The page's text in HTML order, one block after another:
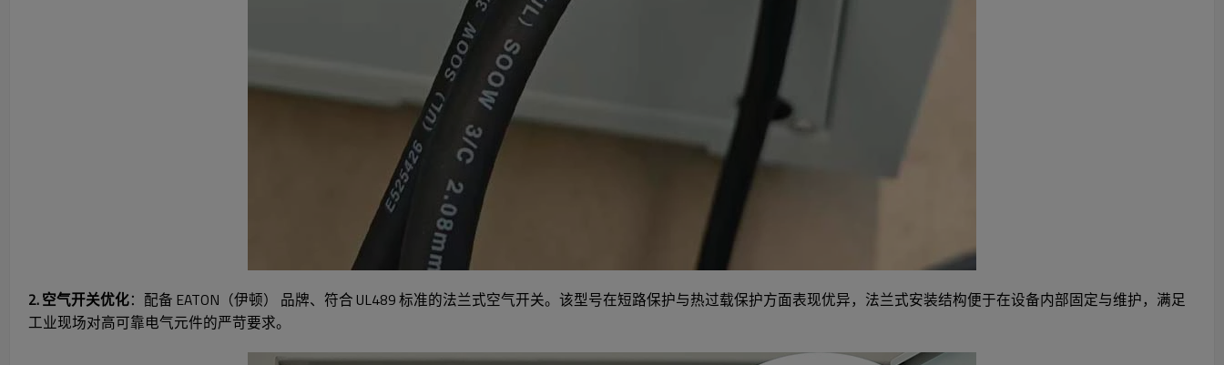
2. 空气开关优化：配备 EATON（伊顿） 品牌、符合 UL489 标准的法兰式空气开关。该型号在短路保护与热过载保护方面表现优异，法兰式安装结构便于在设备内部固定与维护，满足
工业现场对高可靠电气元件的严苛要求。